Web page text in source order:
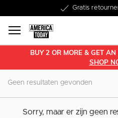
Gratis
Binnen 1-3
30 dagen
Gratis€10
Word lid van
BUY 2 OR MORE & GET
SHOP
Geen resultaten gevonden
Sorry, maar er zijn geen